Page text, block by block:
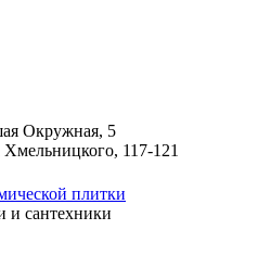
Окружная, 5
117-121
и сантехники